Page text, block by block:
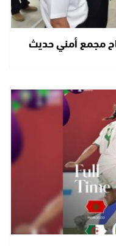
مجمع أمني حديث